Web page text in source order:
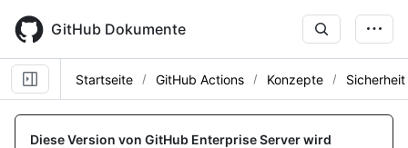
main
content
GitHub Dokumente
Startseite GitHub Actions Konzepte Sicherheit
Diese Version von GitHub Enterprise Server wird